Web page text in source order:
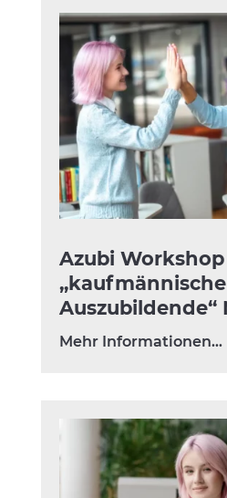
Azubi
„kaufmännische
Auszubildende“
Mehr Informationen…